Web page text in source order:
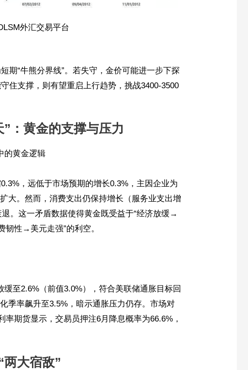
外汇交易平台
期“牛熊分界线”。若失守，金价可能进一步下探
住支撑，则有望重启上行趋势，挑战3400-3500
：黄金的支撑与压力
的黄金逻辑
，远低于市场预期的增长0.3%，主因企业为
大。然而，消费支出仍保持增长（服务业支出增
。这一矛盾数据使得黄金既受益于“经济放缓→
韧性→美元走强”的利空。
至2.6%（前值3.0%），符合美联储通胀目标回
季率飙升至3.5%，暗示通胀压力仍存。市场对
率期货显示，交易员押注6月降息概率为66.6%，
大宿敌”